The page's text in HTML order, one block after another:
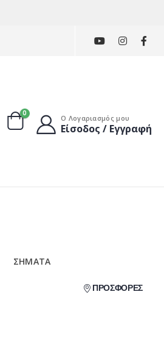
0
Ο Λογαριασμός μου
Είσοδος / Εγγραφή
ΣΗΜΑΤΑ
ΠΡΟΣΦΟΡΕΣ